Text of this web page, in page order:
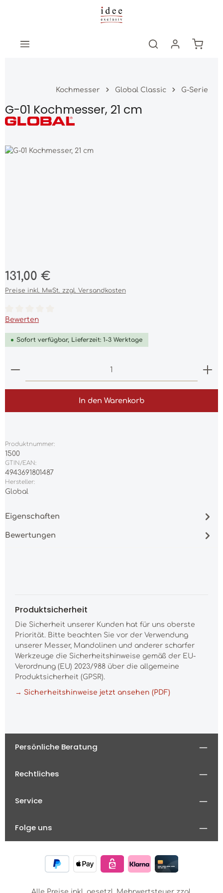
Zum Hauptinhalt springen
Kochmesser Global Classic G-Serie
G-01 Kochmesser, 21 cm
Bildergalerie überspringen
Regulärer Preis:
131,00 €
Preise inkl. MwSt. zzgl. Versandkosten
Durchschnittliche Bewertung von 0 von 5 Sternen
Bewerten
Sofort verfügbar, Lieferzeit: 1-3 Werktage
Produkt Anzahl: Gib den gewünschten Wert
In den Warenkorb
Produktnummer:
1500
GTIN/EAN:
4943691801487
Hersteller:
Global
Eigenschaften
Bewertungen
Produktsicherheit
Die Sicherheit unserer Kunden hat für uns oberste
Priorität. Bitte beachten Sie vor der Verwendung
unserer Messer, Mandolinen und anderer scharfer
Werkzeuge die Sicherheitshinweise gemäß der EU-
Verordnung (EU) 2023/988 über die allgemeine
Produktsicherheit (GPSR).
→ Sicherheitshinweise jetzt ansehen (PDF)
Persönliche Beratung
Rechtliches
Service
Folge uns